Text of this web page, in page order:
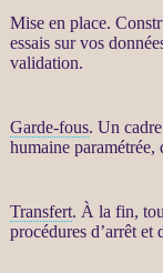
Mise en place.
essais sur vos
validation.
Garde-fous. Un
humaine paramétrée,
Transfert. À la fin,
procédures d’arrêt et